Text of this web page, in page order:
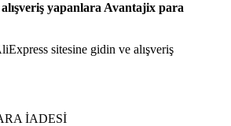
yapanlara Avantajix para
sitesine gidin ve alışveriş
İADESİ